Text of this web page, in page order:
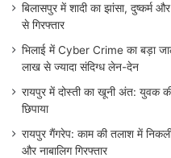
बिलासपुर में शादी का झांसा, दुष्कर्म
से गिरफ्तार
भिलाई में Cyber Crime का बड़ा
लाख से ज्यादा संदिग्ध लेन-देन
रायपुर में दोस्ती का खूनी अंत: युवक
छिपाया
रायपुर गैंगरेप: काम की तलाश में
और नाबालिग गिरफ्तार